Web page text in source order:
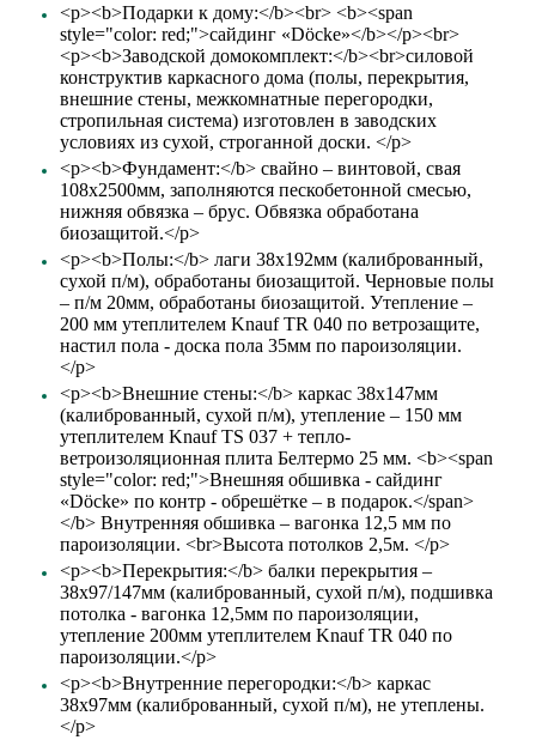
<p><b>Подарки к дому:</b><br> <b><span
style="color: red;">сайдинг «Döcke»</b></p><br>
<p><b>Заводской домокомплект:</b><br>силовой
конструктив каркасного дома (полы, перекрытия,
внешние стены, межкомнатные перегородки,
стропильная система) изготовлен в заводских
условиях из сухой, строганной доски. </p>
<p><b>Фундамент:</b> свайно – винтовой, свая
108х2500мм, заполняются пескобетонной смесью,
нижняя обвязка – брус. Обвязка обработана
биозащитой.</p>
<p><b>Полы:</b> лаги 38х192мм (калиброванный,
сухой п/м), обработаны биозащитой. Черновые полы
– п/м 20мм, обработаны биозащитой. Утепление –
200 мм утеплителем Knauf TR 040 по ветрозащите,
настил пола - доска пола 35мм по пароизоляции.
</p>
<p><b>Внешние стены:</b> каркас 38х147мм
(калиброванный, сухой п/м), утепление – 150 мм
утеплителем Knauf TS 037 + тепло-
ветроизоляционная плита Белтермо 25 мм. <b><span
style="color: red;">Внешняя обшивка - сайдинг
«Döcke» по контр - обрешётке – в подарок.</span>
</b> Внутренняя обшивка – вагонка 12,5 мм по
пароизоляции. <br>Высота потолков 2,5м. </p>
<p><b>Перекрытия:</b> балки перекрытия –
38х97/147мм (калиброванный, сухой п/м), подшивка
потолка - вагонка 12,5мм по пароизоляции,
утепление 200мм утеплителем Knauf TR 040 по
пароизоляции.</p>
<p><b>Внутренние перегородки:</b> каркас
38х97мм (калиброванный, сухой п/м), не утеплены.
</p>